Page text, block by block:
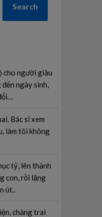
Search
cho người giàu
đến ngày sinh,
Bác sĩ xem
làm tôi không
tỷ, lên thành
con, rồi lặng
út..
chàng trai